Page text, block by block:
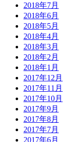
2018年7月
2018年6月
2018年5月
2018年4月
2018年3月
2018年2月
2018年1月
2017年12月
2017年11月
2017年10月
2017年9月
2017年8月
2017年7月
2017年6月